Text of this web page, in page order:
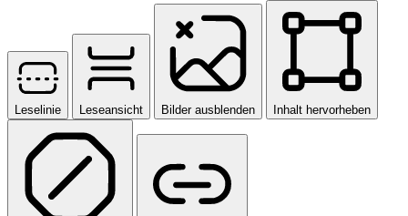
Leselinie Leseansicht Bilder ausblenden Inhalt hervorheben